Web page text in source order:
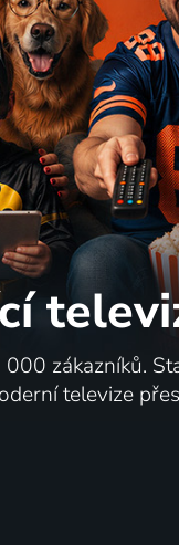
zákazníků.
televize